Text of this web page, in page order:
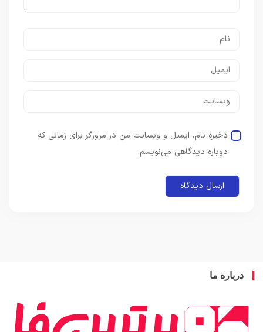
ذخیره نام، ایمیل و وبسایت من در مرورگر برای زمانی که
دوباره دیدگاهی می‌نویسم.
ما